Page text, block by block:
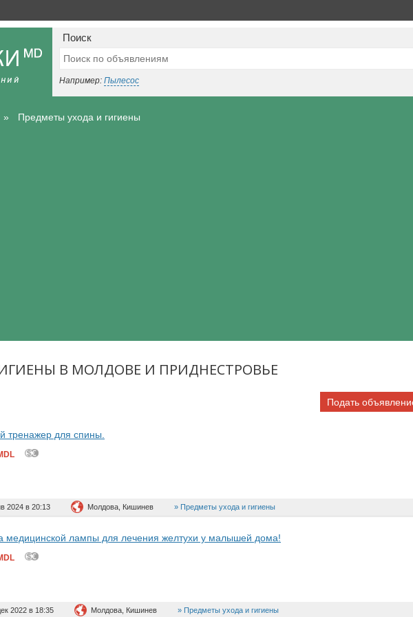
Поиск
Например: Пылесос
Предметы ухода и гигиены
В МОЛДОВЕ И ПРИДНЕСТРОВЬЕ
Подать
тренажер для спины.
2024 в 20:13 Молдова, Кишинев Предметы ухода и гигиены
медицинской лампы для лечения желтухи у малышей дома!
2022 в 18:35 Молдова, Кишинев Предметы ухода и гигиены